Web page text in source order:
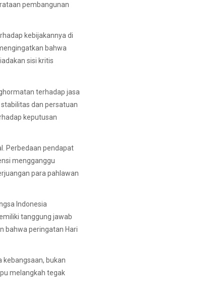
pembangunan
kebijakannya di
bahwa
sisi kritis
terhadap jasa
dan persatuan
keputusan
Perbedaan pendapat
mengganggu
para pahlawan
Indonesia
tanggung jawab
bahwa peringatan Hari
bukan
melangkah tegak